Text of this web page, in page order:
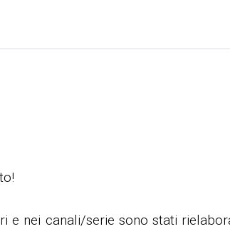
nei canali/serie sono stati